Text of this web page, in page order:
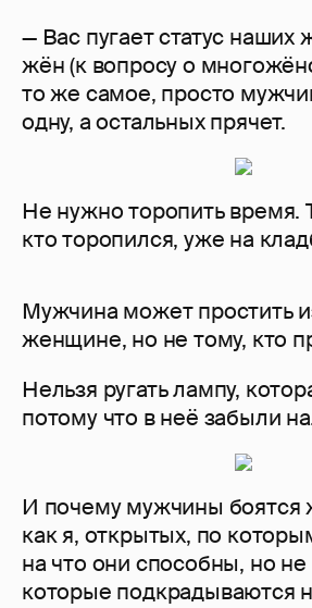
— Вас пугает статус наших
жён (к вопросу о
то же самое, просто
одну, а остальных прячет.
Не нужно торопить время.
кто торопился, уже на
Мужчина может простить
женщине, но не тому, кто
Нельзя ругать лампу,
потому что в неё забыли
И почему мужчины боятся
как я, открытых, по
на что они способны, но
которые подкрадываются